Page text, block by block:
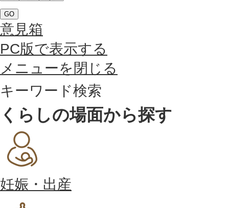
GO
意見箱
PC版で表示する
メニューを閉じる
キーワード検索
くらしの場面から探す
妊娠・出産